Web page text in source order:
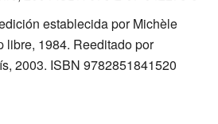
establecida por Michèle
libre, 1984. Reeditado por
2003. ISBN 9782851841520